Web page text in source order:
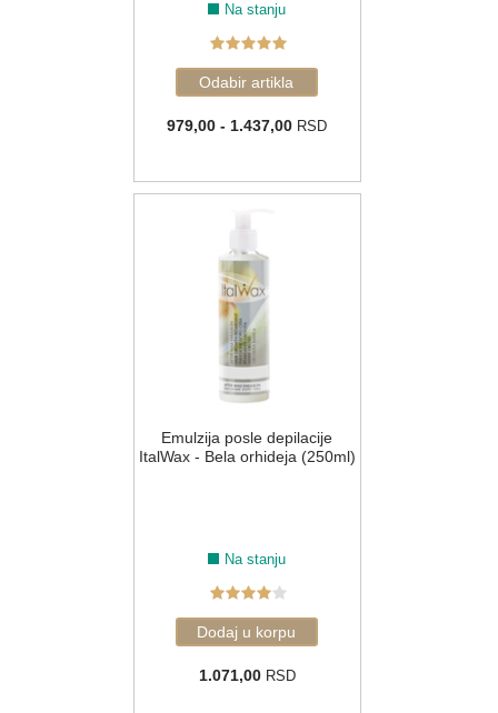
Na stanju
979,00 - 1.437,00 RSD
Emulzija posle depilacije
ItalWax - Bela orhideja (250ml)
Na stanju
1.071,00RSD